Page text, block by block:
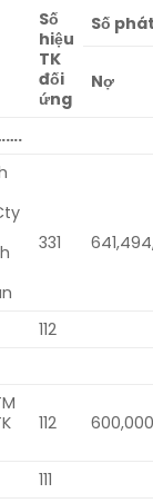
Số
hiệu
TK
đối
ứng
Số
Nợ
331
112
112
111